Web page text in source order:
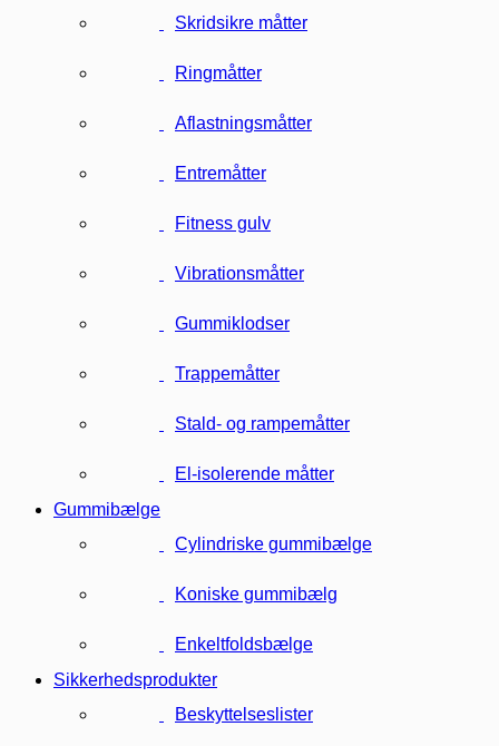
Skridsikre måtter
Ringmåtter
Aflastningsmåtter
Entremåtter
Fitness gulv
Vibrationsmåtter
Gummiklodser
Trappemåtter
Stald- og rampemåtter
El-isolerende måtter
Gummibælge
Cylindriske gummibælge
Koniske gummibælg
Enkeltfoldsbælge
Sikkerhedsprodukter
Beskyttelseslister